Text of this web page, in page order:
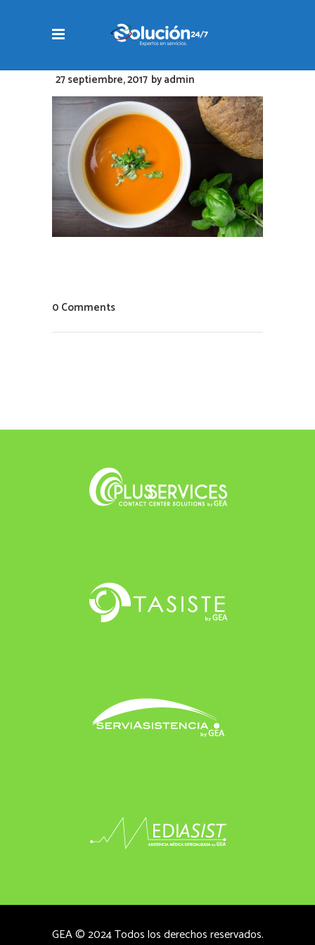
27 septiembre, 2017 byadmin
0 Comments
GEA © 2024 Todos los derechos reservados.